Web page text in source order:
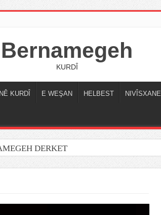
Bernamegeh
KURDÎ
KURDÎ E WEŞAN HELBEST NIVÎSXANE
DERKET